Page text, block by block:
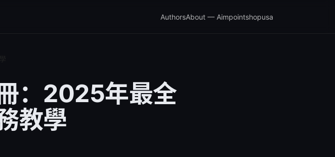
AuthorsAbout — Aimpointshopusa
：2025年最全
教學